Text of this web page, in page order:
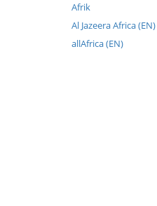
Afrik
Al Jazeera Africa (EN)
allAfrica (EN)